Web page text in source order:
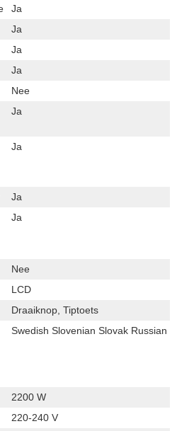
Ja
Ja
Ja
Ja
Nee
Ja
Ja
Ja
Ja
Nee
LCD
Draaiknop, Tiptoets
Swedish Slovenian Slovak Russian
2200 W
220-240 V